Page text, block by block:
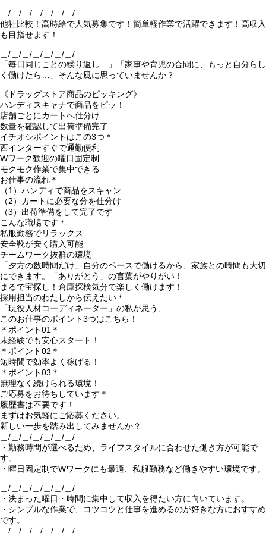
＿/＿/＿/＿/＿/＿/＿/
他社比較！高時給で人気募集です！簡単軽作業で活躍できます！高収入
も目指せます！
＿/＿/＿/＿/＿/＿/＿/
「毎日同じことの繰り返し…」「家事や育児の合間に、もっと自分らし
く働けたら…」そんな風に思っていませんか？
《ドラッグストア商品のピッキング》
ハンディスキャナで商品をピッ！
店舗ごとにカートへ仕分け
数量を確認して出荷準備完了
イチオシポイントはこの3つ＊
西インターすぐで通勤便利
Wワーク歓迎の曜日固定制
モクモク作業で集中できる
お仕事の流れ＊
（1）ハンディで商品をスキャン
（2）カートに必要な分を仕分け
（3）出荷準備をして完了です
こんな職場です＊
私服勤務でリラックス
安全靴が安く購入可能
チームワーク抜群の環境
「夕方の数時間だけ」自分のペースで働けるから、家族との時間も大切
にできます。「ありがとう」の言葉がやりがい！
まるで宝探し！倉庫探検気分で楽しく働けます！
採用担当のわたしから伝えたい＊
「現役人材コーディネーター」の私が思う、
このお仕事のポイント3つはこちら！
＊ポイント01＊
未経験でも安心スタート！
＊ポイント02＊
短時間で効率よく稼げる！
＊ポイント03＊
無理なく続けられる環境！
ご応募をお待ちしています＊
履歴書は不要です！
まずはお気軽にご応募ください。
新しい一歩を踏み出してみませんか？
＿/＿/＿/＿/＿/＿/＿/
・勤務時間が選べるため、ライフスタイルに合わせた働き方が可能で
す。
・曜日固定制でWワークにも最適、私服勤務など働きやすい環境です。
＿/＿/＿/＿/＿/＿/＿/
・決まった曜日・時間に集中して収入を得たい方に向いています。
・シンプルな作業で、コツコツと仕事を進めるのが好きな方におすすめ
です。
＿/＿/＿/＿/＿/＿/＿/